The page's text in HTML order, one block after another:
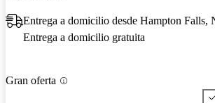
Entrega a domicilio desde Hampton Falls,
Entrega a domicilio gratuita
Gran oferta